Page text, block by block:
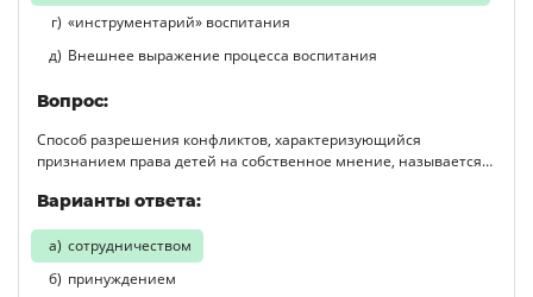
«инструментарий» воспитания
Внешнее выражение процесса воспитания
Вопрос:
Способ разрешения конфликтов, характеризующийся
признанием права детей на собственное мнение, называется…
Варианты ответа:
сотрудничеством
принуждением